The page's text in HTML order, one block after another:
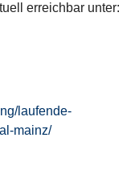
erreichbar unter:
laufende-
mainz/